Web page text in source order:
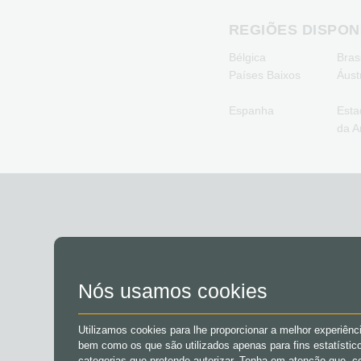
Nós usamos cookies
Utilizamos cookies para lhe proporcionar a melhor
bem como os que são utilizados apenas para fins
REGIÕES
Bélgica
Países Baixos
Espanha
da
Registrar
Log in
Meu carrinho